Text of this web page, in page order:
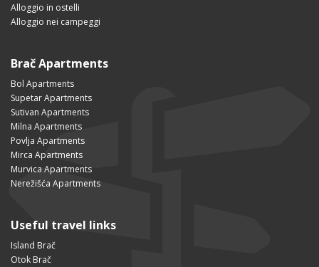
Alloggio in ostelli
Alloggio nei campeggi
Brač Apartments
Bol Apartments
Supetar Apartments
Sutivan Apartments
Milna Apartments
Povlja Apartments
Mirca Apartments
Murvica Apartments
Nerežišća Apartments
Useful travel links
Island Brač
Otok Brač